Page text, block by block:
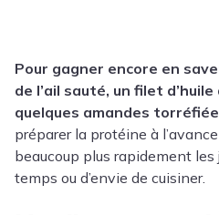
Pour gagner encore en
de l’ail sauté, un filet
quelques amandes
préparer la protéine à
beaucoup plus rapidement les
temps ou d’envie de cuisiner.